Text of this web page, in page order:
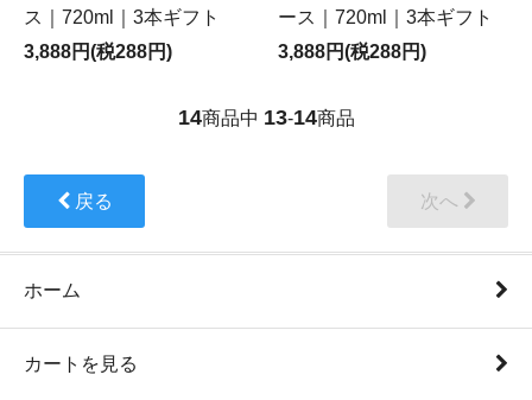
ス｜720ml｜3本ギフト
3,888円(税288円)
ース｜720ml｜3本ギフト
3,888円(税288円)
14商品中 13-14商品
戻る 次へ
ホーム
カートを見る